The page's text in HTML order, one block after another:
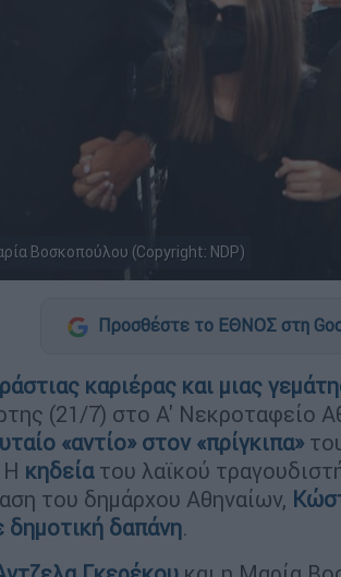
Βοσκοπούλου (Copyright: NDP)
Προσθέστε το ΕΘΝΟΣ στη
καριέρας και μιας
(21/7) στο Α' Νεκροταφείο
«αντίο» στον «πρίγκιπα»
Η κηδεία του λαϊκού
του δημάρχου Αθηναίων,
δημοτική δαπάνη.